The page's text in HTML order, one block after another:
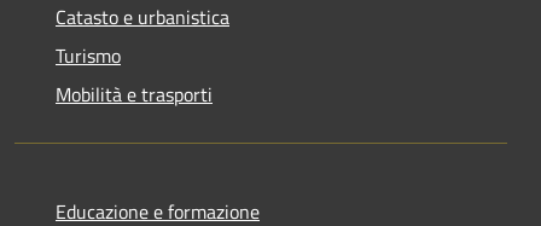
Catasto e urbanistica
Turismo
Mobilità e trasporti
Educazione e formazione